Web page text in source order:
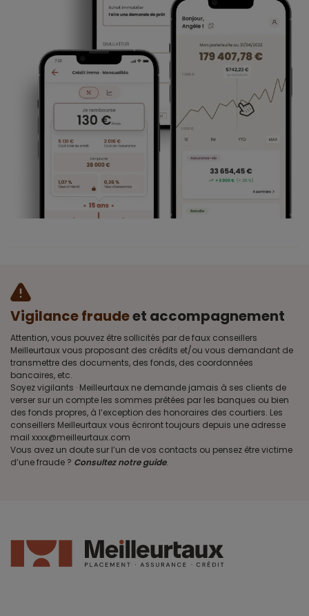
Vigilance fraudeet accompagnement
Attention, vous pouvez être sollicités par de faux conseillers
Meilleurtaux vous proposant des crédits et/ou vous demandant de
transmettre des documents, des fonds, des coordonnées
bancaires, etc.
Soyez vigilants · Meilleurtaux ne demande jamais à ses clients de
verser sur un compte les sommes prêtées par les banques ou bien
des fonds propres, à l’exception des honoraires des courtiers. Les
conseillers Meilleurtaux vous écriront toujours depuis une adresse
mail xxxx@meilleurtaux.com
Vous avez un doute sur l’un de vos contacts ou pensez être victime
d’une fraude ? Consultez notre guide.